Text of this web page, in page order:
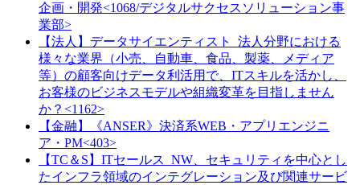
企画・開発<1068/デジタルサクセスソリューション事
業部>
【法人】データサイエンティスト_法人分野における
様々な業界（小売、自動車、食品、製薬、メディア
等）の顧客向けデータ利活用で、ITスキルを活かし、
お客様のビジネスモデルや組織変革を目指しません
か？<1162>
【金融】《ANSER》決済系WEB・アプリエンジニ
ア・PM<403>
【TC＆S】ITセールス_NW、セキュリティを中心とし
たインフラ領域のインテグレーション及び関連サービ